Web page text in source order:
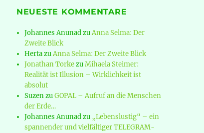
NEUESTE KOMMENTARE
Johannes AnunadzuAnna Selma: Der
Zweite Blick
HertazuAnna Selma: Der Zweite Blick
Jonathan TorkezuMihaela Steimer:
Realität ist Illusion – Wirklichkeit ist
absolut
SuzenzuGOPAL – Aufruf an die Menschen
der Erde…
Johannes Anunadzu „Lebenslustig“ – ein
spannender und vielfältiger TELEGRAM-